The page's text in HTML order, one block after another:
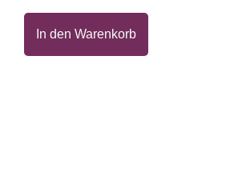
In den Warenkorb